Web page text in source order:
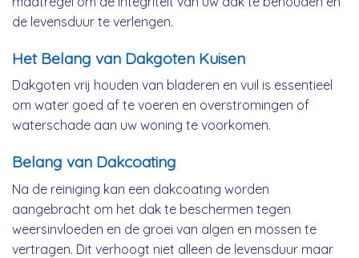
de levensduur te verlengen.
Het Belang van Dakgoten Kuisen
Dakgoten vrij houden van bladeren en vuil is essentieel
om water goed af te voeren en overstromingen of
waterschade aan uw woning te voorkomen.
Belang van Dakcoating
Na de reiniging kan een dakcoating worden
aangebracht om het dak te beschermen tegen
weersinvloeden en de groei van algen en mossen te
vertragen. Dit verhoogt niet alleen de levensduur maar